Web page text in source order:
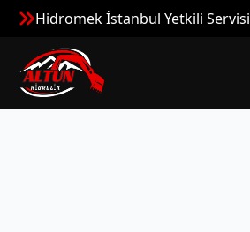
Hidromek İstanbul Yetkili Servisi